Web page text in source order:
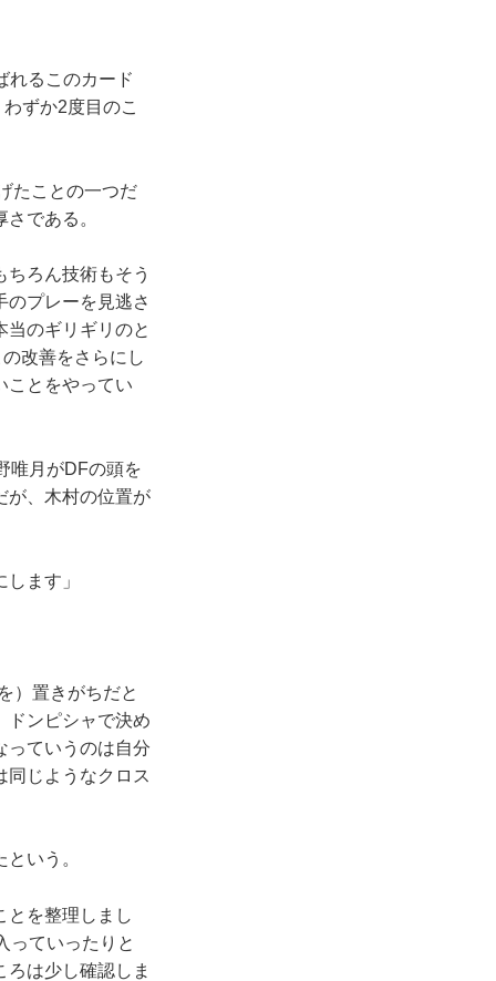
れるこのカード
ずか2度目のこ
たことの一つだ
である。
ちろん技術もそう
のプレーを見逃さ
当のギリギリのと
改善をさらにし
ことをやってい
唯月がDFの頭を
が、木村の位置が
ます」
）置きがちだと
ドンピシャで決め
っていうのは自分
同じようなクロス
いう。
とを整理しまし
っていったりと
は少し確認しま